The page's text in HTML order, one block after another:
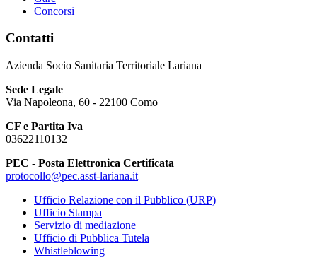
Concorsi
Contatti
Azienda Socio Sanitaria Territoriale Lariana
Sede Legale
Via Napoleona, 60 - 22100 Como
CF e Partita Iva
03622110132
PEC - Posta Elettronica Certificata
protocollo@pec.asst-lariana.it
Ufficio Relazione con il Pubblico (URP)
Ufficio Stampa
Servizio di mediazione
Ufficio di Pubblica Tutela
Whistleblowing